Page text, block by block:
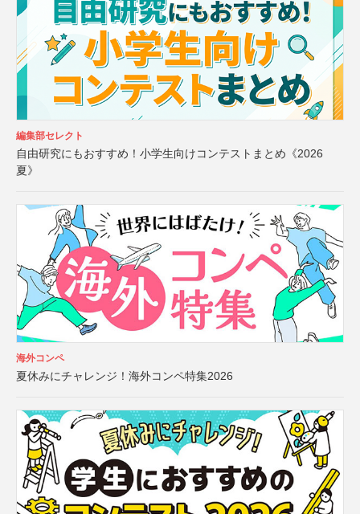
編集部セレクト
自由研究にもおすすめ！小学生向けコンテストまとめ《2026
夏》
海外コンペ
夏休みにチャレンジ！海外コンペ特集2026